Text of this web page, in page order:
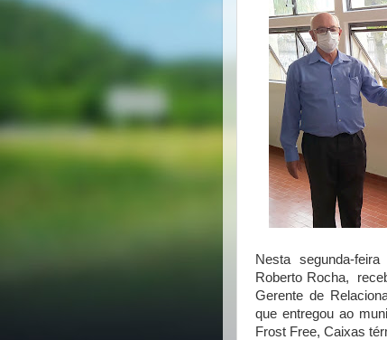
Nesta segunda-
Roberto Rocha,
Gerente de
que entregou ao
Frost Free, Caixas